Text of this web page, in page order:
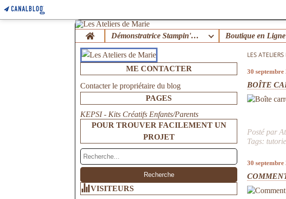
Home Démonstratrice Stampin'Up ! Boutique en Ligne
ME CONTACTER
Contacter le propriétaire du blog
PAGES
KEPSI - Kits Créatifs Enfants/Parents
POUR TROUVER FACILEMENT UN
PROJET
VISITEURS
LES
30 septembre
BOÎTE
Posté par
Tags:
30 septembre